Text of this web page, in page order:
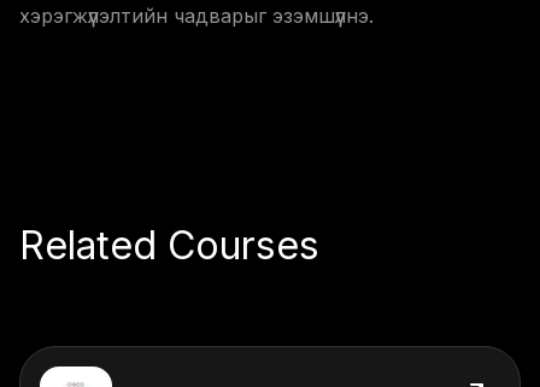
хэрэгжүүлэлтийн чадварыг эзэмшүүлнэ.
Related Courses